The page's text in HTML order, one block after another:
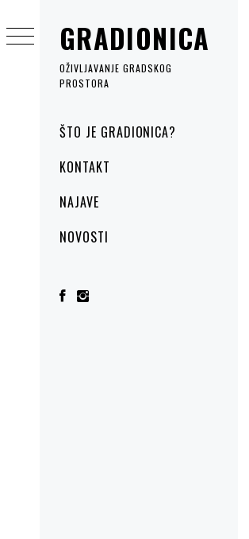
GRADIONICA
OŽIVLJAVANJE GRADSKOG
PROSTORA
Primary
MenuŠTO JE GRADIONICA?
KONTAKT
NAJAVE
NOVOSTI
to
content